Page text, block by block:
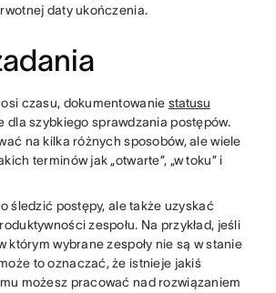
daty ukończenia.
czasu, dokumentowanie statusu
dla szybkiego sprawdzania postępów.
na kilka różnych sposobów, ale wiele
terminów jak „otwarte”, „w toku” i
śledzić postępy, ale także uzyskać
zespołu. Na przykład, jeśli
którym wybrane zespoły nie są w stanie
to oznaczać, że istnieje jakiś
możesz pracować nad rozwiązaniem